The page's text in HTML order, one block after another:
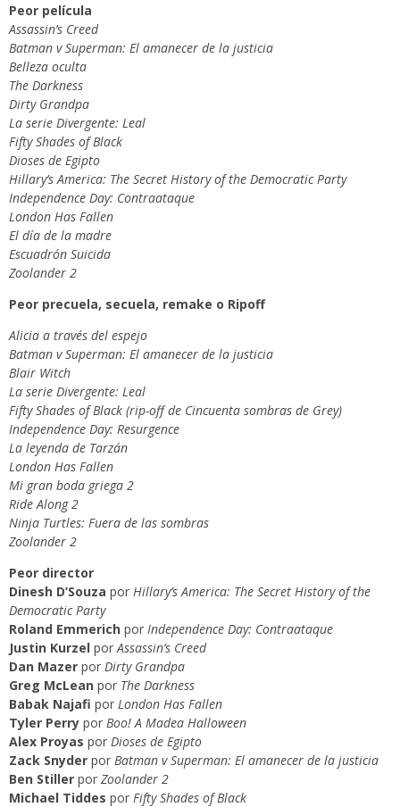
Peor película
Assassin’s Creed
Batman v Superman: El amanecer de la justicia
Belleza oculta
The Darkness
Dirty Grandpa
La serie Divergente: Leal
Fifty Shades of Black
Dioses de Egipto
Hillary’s America: The Secret History of the Democratic Party
Independence Day: Contraataque
London Has Fallen
El día de la madre
Escuadrón Suicida
Zoolander 2
Peor precuela, secuela, remake o Ripoff
Alicia a través del espejo
Batman v Superman: El amanecer de la justicia
Blair Witch
La serie Divergente: Leal
Fifty Shades of Black (rip-off de Cincuenta sombras de Grey)
Independence Day: Resurgence
La leyenda de Tarzán
London Has Fallen
Mi gran boda griega 2
Ride Along 2
Ninja Turtles: Fuera de las sombras
Zoolander 2
Peor director
Dinesh D’Souza por Hillary’s America: The Secret History of the
Democratic Party
Roland Emmerich por Independence Day: Contraataque
Justin Kurzel por Assassin’s Creed
Dan Mazer por Dirty Grandpa
Greg McLean por The Darkness
Babak Najafi por London Has Fallen
Tyler Perry por Boo! A Madea Halloween
Alex Proyas por Dioses de Egipto
Zack Snyder por Batman v Superman: El amanecer de la justicia
Ben Stiller por Zoolander 2
Michael Tiddes por Fifty Shades of Black